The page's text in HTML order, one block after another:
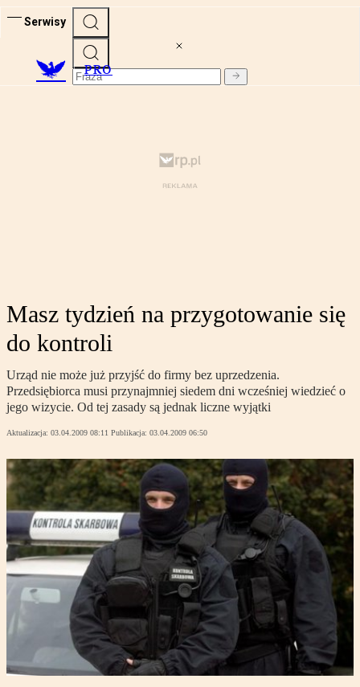
Serwisy
PRO
Masz tydzień na przygotowanie się
do kontroli
Urząd nie może już przyjść do firmy bez uprzedzenia.
Przedsiębiorca musi przynajmniej siedem dni wcześniej wiedzieć o
jego wizycie. Od tej zasady są jednak liczne wyjątki
Aktualizacja: 03.04.2009 08:11 Publikacja: 03.04.2009 06:50